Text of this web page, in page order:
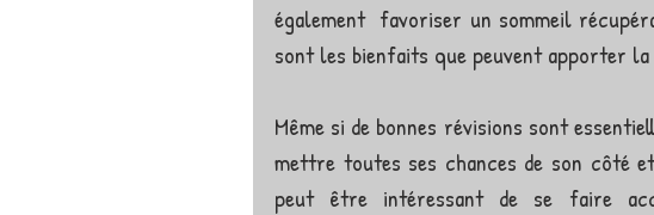
également  favoriser un sommeil
sont les bienfaits que peuvent apporter
Même si de bonnes révisions sont
mettre toutes ses chances de son côté
peut être intéressant de se faire